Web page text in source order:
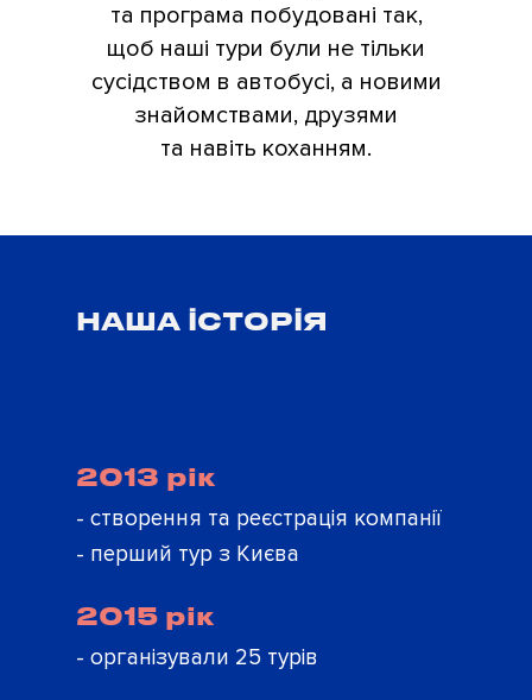
та програма побудовані так,
щоб наші тури були не тільки
сусідством в автобусі, а новими
знайомствами, друзями
та навіть коханням.
НАША ІСТОРІЯ
2013 рік
- створення та реєстрація компанії
- перший тур з Києва
2015 рік
- організували 25 турів